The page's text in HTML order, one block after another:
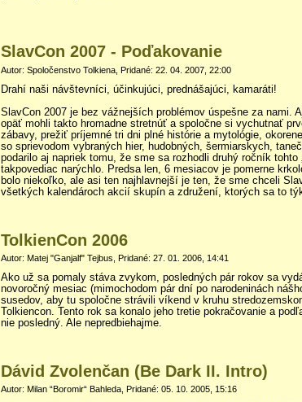
SlavCon 2007 - Poďakovanie
Autor: Spoločenstvo Tolkiena, Pridané: 22. 04. 2007, 22:00
Drahí naši návštevníci, účinkujúci, prednášajúci, kamaráti!
SlavCon 2007 je bez vážnejších problémov úspešne za nami.
opäť mohli takto hromadne stretnúť a spoločne si vychutnať
zábavy, prežiť príjemné tri dni plné histórie a mytológie,
so sprievodom vybraných hier, hudobných, šermiarskych,
podarilo aj napriek tomu, že sme sa rozhodli druhý ročník tohto
takpovediac narýchlo. Predsa len, 6 mesiacov je pomerne
bolo niekoľko, ale asi ten najhlavnejší je ten, že sme chceli
všetkých kalendároch akcií skupín a združení, ktorých sa to
TolkienCon 2006
Autor: Matej "Ganjalf" Tejbus, Pridané: 27. 01. 2006, 14:41
Ako už sa pomaly stáva zvykom, posledných pár rokov sa
novoročný mesiac (mimochodom pár dní po narodeninách
susedov, aby tu spoločne strávili víkend v kruhu
Tolkiencon. Tento rok sa konalo jeho tretie pokračovanie a
nie posledný. Ale nepredbiehajme.
Dávid Zvolenčan (Be Dark II. Intro)
Autor: Milan “Boromir“ Bahleda, Pridané: 05. 10. 2005, 15:16